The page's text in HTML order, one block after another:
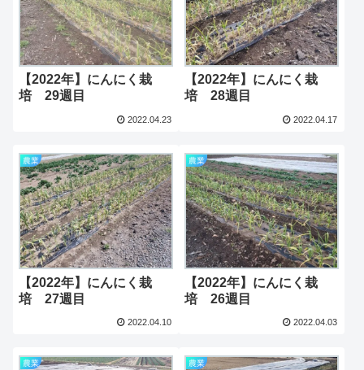
【2022年】にんにく栽
培 29週目
2022.04.23
【2022年】にんにく栽
培 28週目
2022.04.17
農業
【2022年】にんにく栽
培 27週目
2022.04.10
農業
【2022年】にんにく栽
培 26週目
2022.04.03
農業 農業